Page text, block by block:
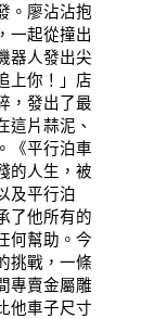
。廖沾沾抱
一起從撞出
器人發出尖
上你！」店
，發出了最
這片蒜泥、
《平行泊車
的人生，被
及平行泊
了他所有的
何幫助。今
挑戰，一條
專賣金屬雕
他車子尺寸